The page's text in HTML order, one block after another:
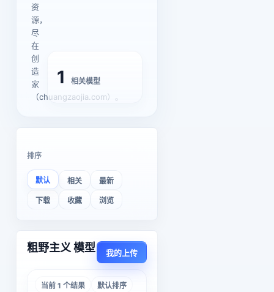
资
源，
尽
在
创
造
家
（chuangzaojia.com）。
1 相关模型
排序
默认 相关 最新
下载 收藏 浏览
粗野主义 模型 我的上传
当前 1 个结果
默认排序